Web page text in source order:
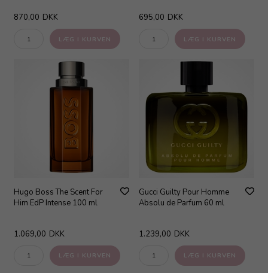
870,00 DKK 695,00 DKK
Hugo Boss The Scent For
Him EdP Intense 100 ml
1.069,00 DKK
Gucci Guilty Pour Homme
Absolu de Parfum 60 ml
1.239,00 DKK